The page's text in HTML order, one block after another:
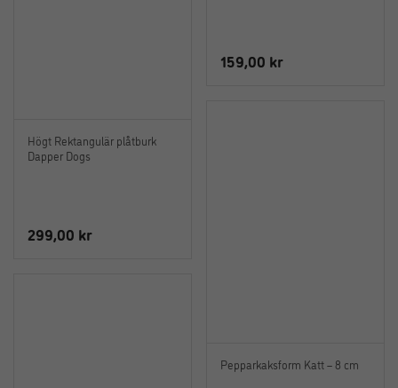
159,00 kr
Högt Rektangulär plåtburk
Dapper Dogs
299,00 kr
Pepparkaksform Katt – 8 cm